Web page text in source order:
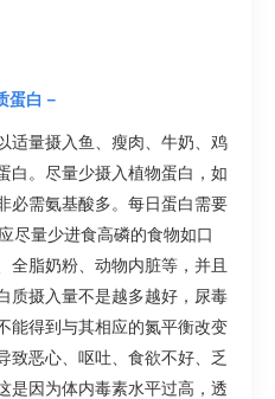
蛋白－
量摄入鱼、瘦肉、牛奶、鸡
白。尽量少摄入植物蛋白，如
必需氨基酸多。每日蛋白需要
尽量少进食高磷的食物如口
全脂奶粉、动物内脏等，并且
质摄入量不是越多越好，尿毒
能得到与其相应的氮平衡改变
致恶心、呕吐、食欲不好、乏
是因为体内毒素水平过高，透